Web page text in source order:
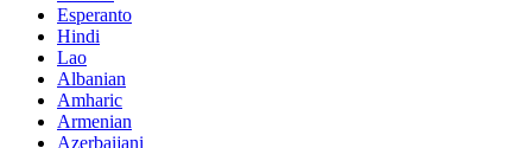
Esperanto
Hindi
Lao
Albanian
Amharic
Armenian
Azerbaijani